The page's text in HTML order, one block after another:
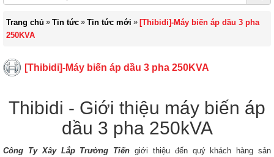
Trang chủ » Tin tức » Tin tức mới » [Thibidi]-Máy biến áp dầu 3 pha
250KVA
[Thibidi]-Máy biến áp dầu 3 pha 250KVA
Thibidi - Giới thiệu máy biến áp
dầu 3 pha 250kVA
Công Ty Xây Lắp Trường Tiến giới thiệu đến quý khách hàng sản